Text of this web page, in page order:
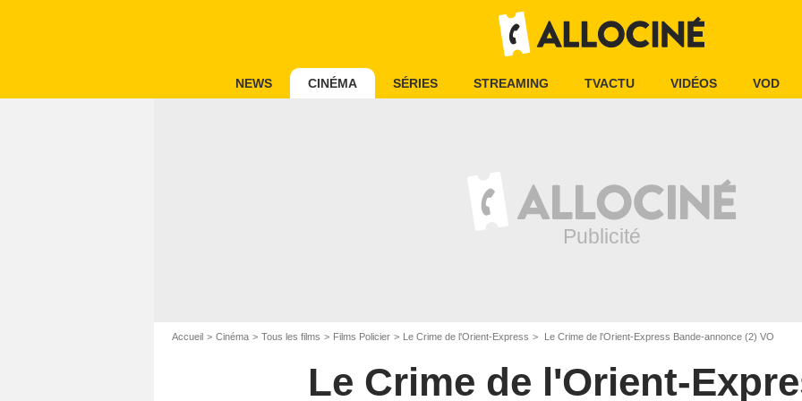
NEWS CINÉMA SÉRIES STREAMING TVACTU VIDÉOS VOD
Accueil Cinéma Tous les films Films Policier Le Crime de l'Orient-Express Le Crime de l'Orient-Express Bande-annonce (2) VO
Le Crime de l'Orient-